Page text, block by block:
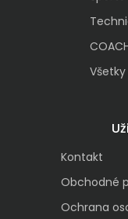
Kontakt
Obchodné
Ochrana